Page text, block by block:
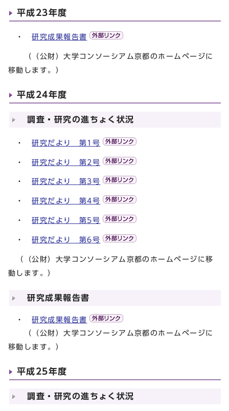
平成23年度
・研究成果報告書
（（公財）大学コンソーシアム京都のホームページに
移動します。）
平成24年度
調査・研究の進ちょく状況
・研究だより 第1号
・研究だより 第2号
・研究だより 第3号
・研究だより 第4号
・研究だより 第5号
・研究だより 第6号
（（公財）大学コンソーシアム京都のホームページに移
動します。）
研究成果報告書
・研究成果報告書
（（公財）大学コンソーシアム京都のホームページに
移動します。）
平成25年度
調査・研究の進ちょく状況